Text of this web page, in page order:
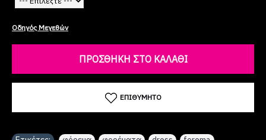
Οδηγός Μεγεθών
ΠΡΟΣΘΉΚΗ ΣΤΟ ΚΑΛΆΘΙ
ΕΠΙΘΥΜΗΤΌ